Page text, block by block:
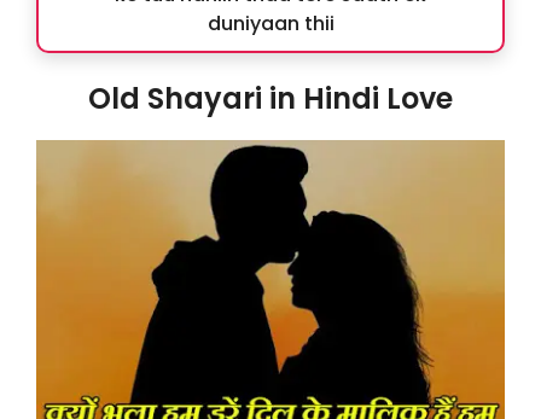
duniyaan thii
Old Shayari in Hindi Love